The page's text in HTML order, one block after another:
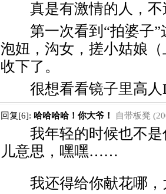
真是有激情的人，不
第一次看到“拍婆子
泡妞，沟女，搓小姑娘
收下了。
很想看看镜子里高
回复[6]: 哈哈哈哈！你大爷！ 自带板凳
我年轻的时候也不是
儿意思，嘿嘿……
我还得给你献花哪